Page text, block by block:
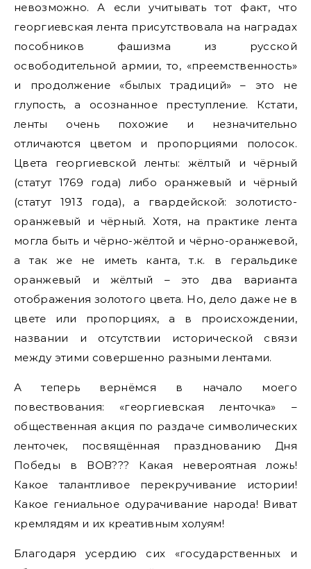
невозможно. А если учитывать тот факт, что
георгиевская лента присутствовала на наградах
пособников фашизма из русской
освободительной армии, то, «преемственность»
и продолжение «былых традиций» – это не
глупость, а осознанное преступление. Кстати,
ленты очень похожие и незначительно
отличаются цветом и пропорциями полосок.
Цвета георгиевской ленты: жёлтый и чёрный
(статут 1769 года) либо оранжевый и чёрный
(статут 1913 года), а гвардейской: золотисто-
оранжевый и чёрный. Хотя, на практике лента
могла быть и чёрно-жёлтой и чёрно-оранжевой,
а так же не иметь канта, т.к. в геральдике
оранжевый и жёлтый – это два варианта
отображения золотого цвета. Но, дело даже не в
цвете или пропорциях, а в происхождении,
названии и отсутствии исторической связи
между этими совершенно разными лентами.
А теперь вернёмся в начало моего
повествования: «георгиевская ленточка» –
общественная акция по раздаче символических
ленточек, посвящённая празднованию Дня
Победы в ВОВ??? Какая невероятная ложь!
Какое талантливое перекручивание истории!
Какое гениальное одурачивание народа! Виват
кремлядям и их креативным холуям!
Благодаря усердию сих «государственных и